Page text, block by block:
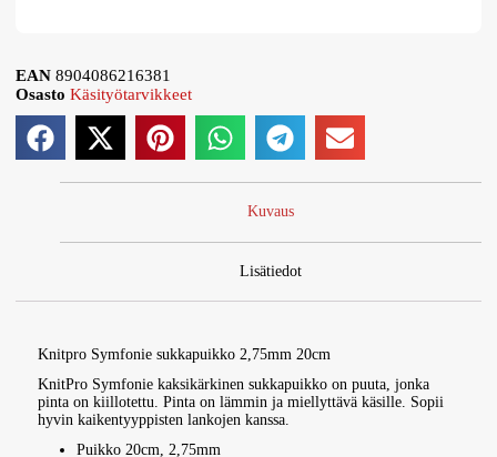
EAN8904086216381
Osasto Käsityötarvikkeet
Kuvaus
Lisätiedot
Knitpro Symfonie sukkapuikko 2,75mm 20cm
KnitPro Symfonie kaksikärkinen sukkapuikko on puuta, jonka
pinta on kiillotettu. Pinta on lämmin ja miellyttävä käsille. Sopii
hyvin kaikentyyppisten lankojen kanssa.
Puikko 20cm, 2,75mm